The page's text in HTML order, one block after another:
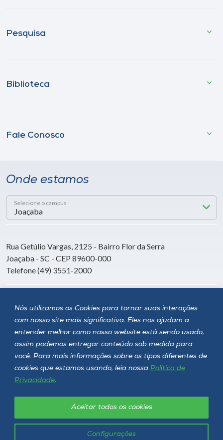
Nós utilizamos os Cookies para tornar suas interações
com nosso site mais significativa. Eles nos ajudam a
entender melhor como nosso website está sendo usado,
assim podemos entregar conteúdo sob medida para
você. Para mais informações sobre os tipos diferentes de
cookies que estamos usando, leia nossa Política de
Privacidade.
Configurações
Aceitar todos os cookies
Pesquisa
Biblioteca
Fale Conosco
Onde estamos
Selecione o campus
Rua Getúlio Vargas, 2125 - Bairro Flor da Serra
Joaçaba - SC - CEP 89600-000
Telefone (49) 3551-2000
Siga a Unoesc
Unoesc © 2026 - Todos os direitos reservados
Política de privacidade LGPD